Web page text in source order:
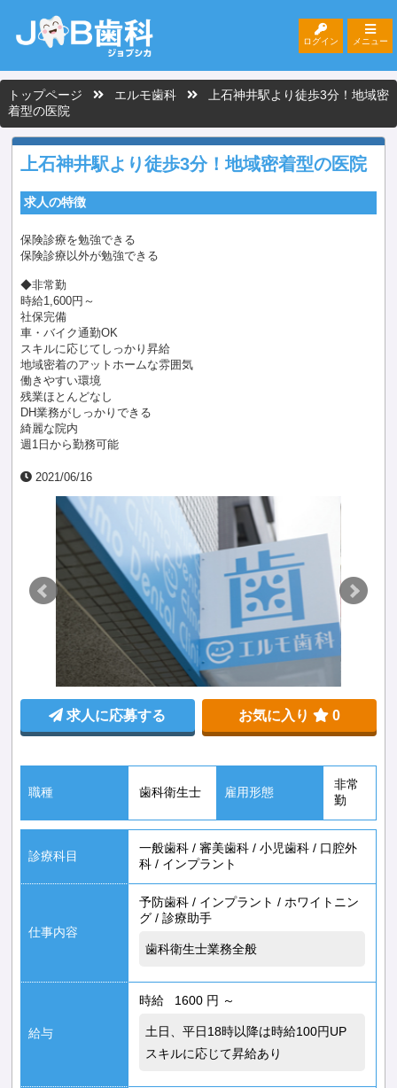
ログイン メニュー
トップページ エルモ歯科
上石神井駅より徒歩3分！地域密
着型の医院
上石神井駅より徒歩3分！地域密着型の医院
求人の特徴
保険診療を勉強できる
保険診療以外が勉強できる
◆非常勤
時給1,600円～
社保完備
車・バイク通勤OK
スキルに応じてしっかり昇給
地域密着のアットホームな雰囲気
働きやすい環境
残業ほとんどなし
DH業務がしっかりできる
綺麗な院内
週1日から勤務可能
2021/06/16
求人に応募する お気に入り 0
職種 歯科衛生士 雇用形態
非常
勤
診療科目
一般歯科/ 審美歯科/ 小児歯科/ 口腔外
科/ インプラント
仕事内容
予防歯科/ インプラント / ホワイトニン
グ/ 診療助手
歯科衛生士業務全般
給与
時給 1600 円 ～
土日、平日18時以降は時給100円UP
スキルに応じて昇給あり